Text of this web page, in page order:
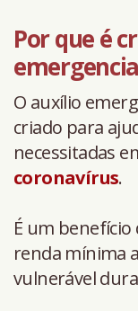
Por que é
O auxílio
criado para
necessitadas
coronavírus.
É um benefício
renda mínima
vulnerável